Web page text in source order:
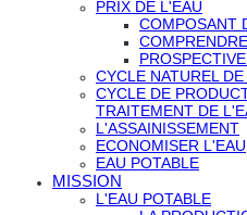
PRIX DE L'EAU
COMPOSANT
CYCLE NATUREL
CYCLE DE
TRAITEMENT DE
L'ASSAINISSEMENT
ECONOMISER L'EAU
EAU POTABLE
MISSION
L'EAU POTABLE